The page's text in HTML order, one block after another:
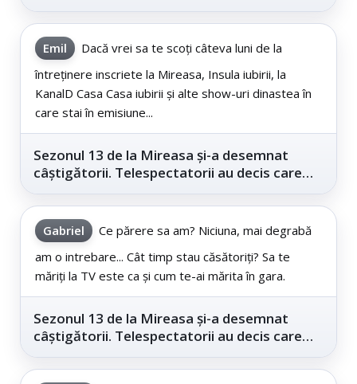
Emil
Dacă vrei sa te scoți câteva luni de la
întreținere inscriete la Mireasa, Insula iubirii, la
KanalD Casa Casa iubirii și alte show-uri dinastea în
care stai în emisiune...
Sezonul 13 de la Mireasa și-a desemnat
câștigătorii. Telespectatorii au decis care
Gabriel
Ce părere sa am? Niciuna, mai degrabă
am o intrebare... Cât timp stau căsătoriți? Sa te
măriți la TV este ca și cum te-ai mărita în gara.
Sezonul 13 de la Mireasa și-a desemnat
câștigătorii. Telespectatorii au decis care